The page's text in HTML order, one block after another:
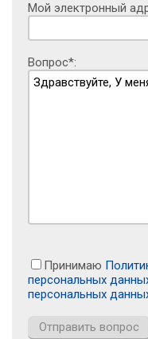
Мой электронный
Вопрос*:
Принимаю
персональных
персональных